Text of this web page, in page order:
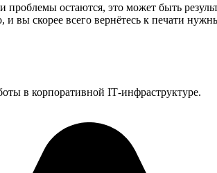
остаются, это может быть
вы скорее всего вернётесь к печати
в корпоративной IT‑инфраструктуре.